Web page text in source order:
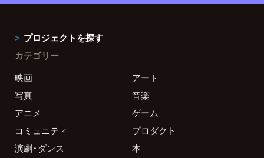
プロジェクトを探す
カテゴリー
映画
アート
写真
音楽
アニメ
ゲーム
コミュニティ
プロダクト
演劇・ダンス
本